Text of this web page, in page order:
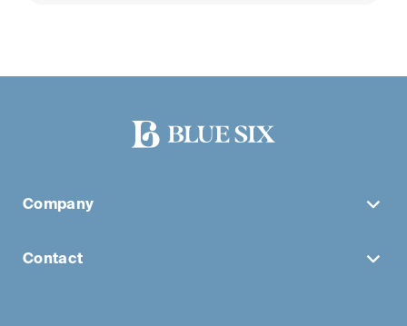
Company
Contact